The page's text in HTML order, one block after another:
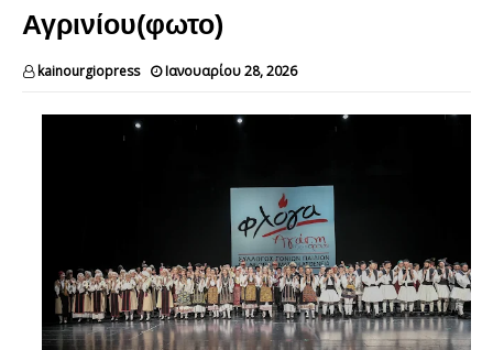
Αγρινίου(φωτο)
kainourgiopress Ιανουαρίου 28, 2026